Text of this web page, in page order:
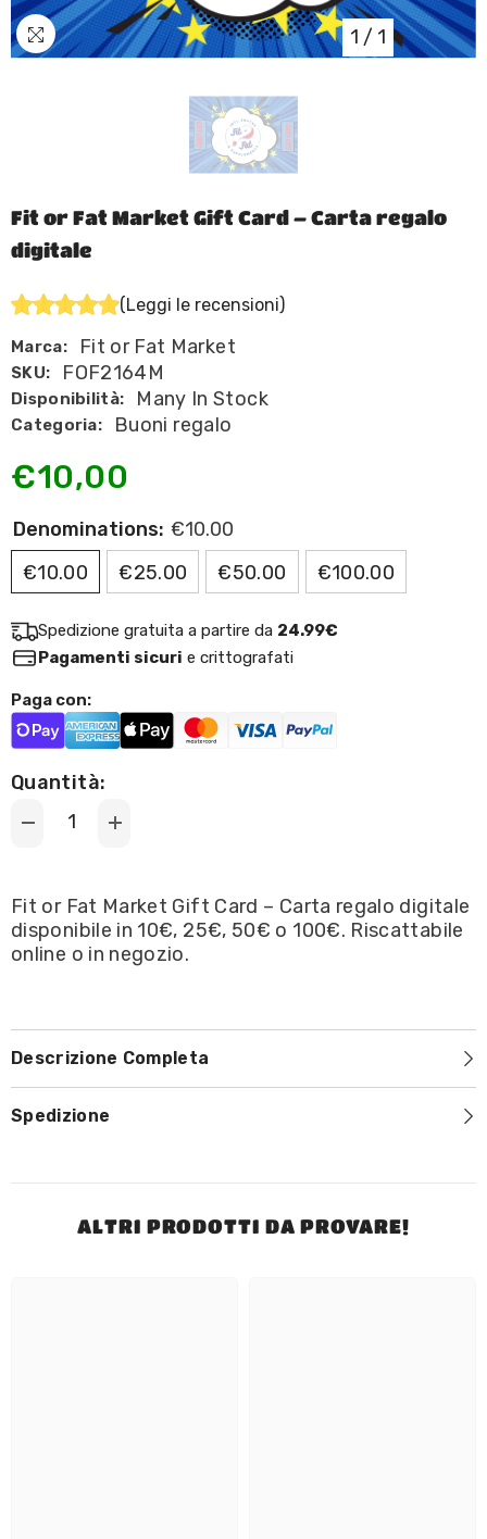
1 / 1
Fit or Fat Market Gift Card – Carta regalo
digitale
(Leggi le recensioni)
Marca: Fit or Fat Market
SKU: FOF2164M
Disponibilità: Many In Stock
Categoria: Buoni regalo
€10,00
Denominations: €10.00
€10.00
€25.00 €50.00 €100.00
Spedizione gratuita a partire da 24.99€
Pagamenti sicuri e crittografati
Paga con:
Quantità:
Decrease
or
Fat
Market
Gift
Card
digitale
Increase
or
Fat
Market
Card
digitale
Fit or Fat Market Gift Card – Carta regalo digitale
disponibile in 10€, 25€, 50€ o 100€. Riscattabile
online o in negozio.
Descrizione Completa
Spedizione
ALTRI PRODOTTI DA PROVARE!